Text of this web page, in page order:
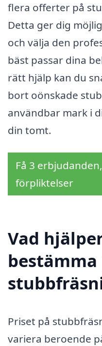
flera offerter på
Detta ger dig
och välja den
bäst passar dina
rätt hjälp kan du
bort oönskade
användbar mark i
din tomt.
Få 3
förpliktelser
Vad
Priset på
variera beroende